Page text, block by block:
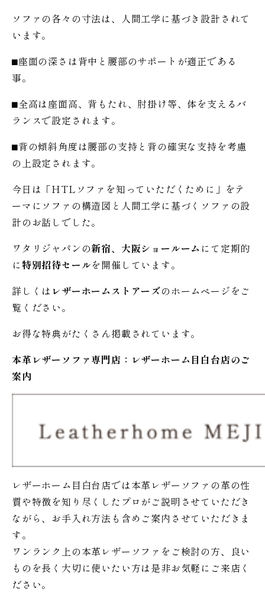
ソファの各々の寸法は、人間工学に基づき設計されて
います。
⬛︎座面の深さは背中と腰部のサポートが適正である
事。
⬛︎全高は座面高、背もたれ、肘掛け等、体を支えるバ
ランスで設定されます。
⬛︎背の傾斜角度は腰部の支持と背の確実な支持を考慮
の上設定されます。
今日は「HTLソファを知っていただくために」をテ
ーマにソファの構造図と人間工学に基づくソファの設
計のお話しでした。
ワタリジャパンの新宿、大阪ショールーム にて定期的
に特別招待セールを開催しています。
詳しくは レザーホームストアーズのホームページをご
覧ください。
お得な特典がたくさん掲載されています。
本革レザーソファ専門店：レザーホーム 目白台店のご
案内
レザーホーム目白台店では本革レザーソファの革の性
質や特徴を知り尽くしたプロがご説明させていただき
ながら、お手入れ方法も含めご案内させていただきま
す。
ワンランク上の本革レザーソファをご検討の方、良い
ものを長く大切に使いたい方は是非お気軽にご来店く
ださい。